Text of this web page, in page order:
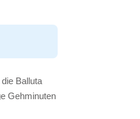
Balluta
Gehminuten